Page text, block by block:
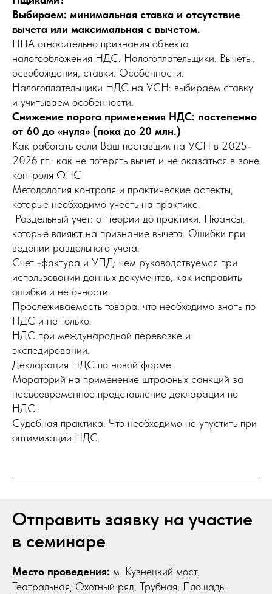
Выбираем: минимальная ставка и отсутствие
вычета или максимальная с вычетом.
НПА относительно признания объекта
налогообложения НДС. Налогоплательщики. Вычеты,
освобождения, ставки. Особенности.
Налогоплательщики НДС на УСН: выбираем ставку
и учитываем особенности.
Снижение порога применения НДС: постепенно
от 60 до «нуля» (пока до 20 млн.)
Как работать если Ваш поставщик на УСН в 2025-
2026 гг.: как не потерять вычет и не оказаться в зоне
контроля ФНС
Методология контроля и практические аспекты,
которые необходимо учесть на практике.
Раздельный учет: от теории до практики. Нюансы,
которые влияют на признание вычета. Ошибки при
ведении раздельного учета.
Счет -фактура и УПД: чем руководствуемся при
использовании данных документов, как исправить
ошибки и неточности.
Прослеживаемость товара: что необходимо знать по
НДС и не только.
НДС при международной перевозке и
экспедировании.
Декларация НДС по новой форме.
Мораторий на применение штрафных санкций за
несвоевременное представление декларации по
НДС.
Судебная практика. Что необходимо не упустить при
оптимизации НДС.
Отправить заявку на участие
в семинаре
Место проведения: м. Кузнецкий мост,
Театральная, Охотный ряд, Трубная, Площадь